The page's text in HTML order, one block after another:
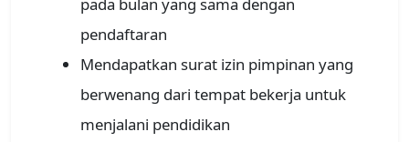
pendaftaran
Mendapatkan surat izin pimpinan yang
berwenang dari tempat bekerja untuk
menjalani pendidikan